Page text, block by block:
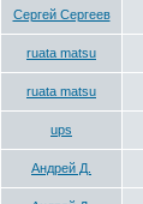
Сергей Сергеев
ruata matsu
ruata matsu
ups
Андрей Д.